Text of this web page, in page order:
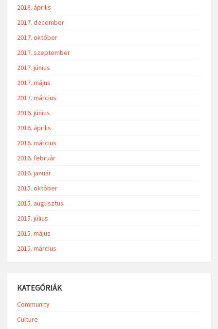
2018. április
2017. december
2017. október
2017. szeptember
2017. június
2017. május
2017. március
2016. június
2016. április
2016. március
2016. február
2016. január
2015. október
2015. augusztus
2015. július
2015. május
2015. március
KATEGÓRIÁK
Community
Culture